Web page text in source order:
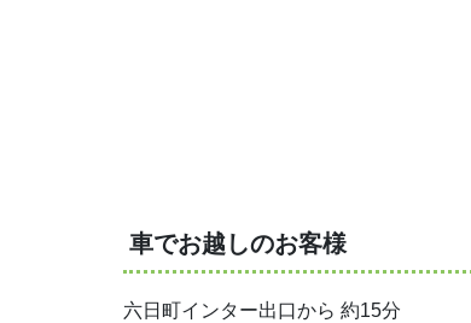
車でお越しのお客様
六日町インター出口から 約15分